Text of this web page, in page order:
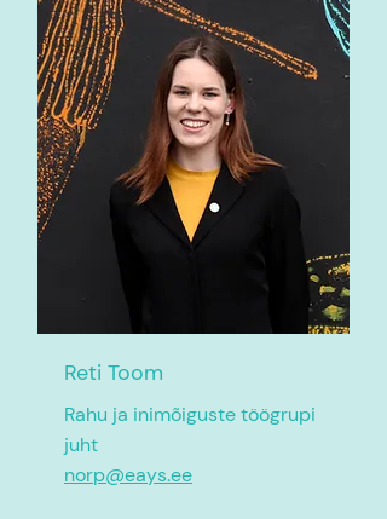
Reti Toom
Rahu ja inimõiguste töögrupi
juht
norp@eays.ee